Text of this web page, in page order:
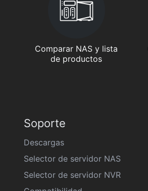
Comparar NAS y lista
de productos
Soporte
Descargas
Selector de servidor NAS
Selector de servidor NVR